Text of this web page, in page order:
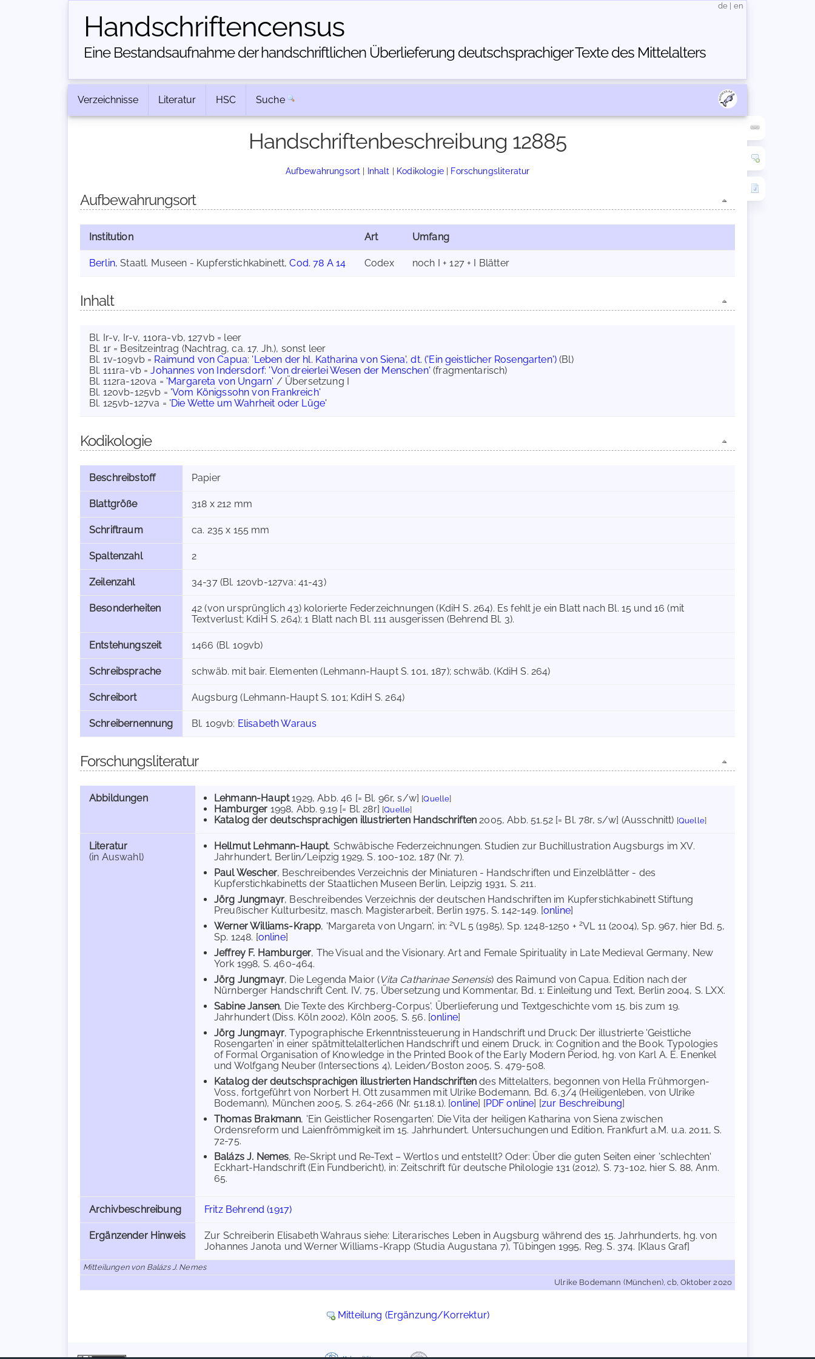
Handschriften­census
Eine Bestandsaufnahme der handschriftlichen Über­lieferung deutschsprachiger Texte des Mittelalters
de en
Verzeichnisse Literatur HSC Suche
Handschriftenbeschreibung 12885
Aufbewahrungsort | Inhalt | Kodikologie| Forschungsliteratur
Aufbewahrungsort
Institution Art Umfang
Berlin, Staatl. Museen - Kupferstichkabinett,Cod. 78 A 14 Codex noch I + 127 + I Blätter
Inhalt
Bl. Ir-v, Ir-v, 110ra-vb, 127vb = leer
Bl. 1r = Besitzeintrag (Nachtrag, ca. 17. Jh.), sonst leer
Bl. 1v-109vb = Raimund von Capua: 'Leben der hl. Katharina von Siena', dt. ('Ein geistlicher Rosengarten') (Bl)
Bl. 111ra-vb =Johannes von Indersdorf: 'Von dreierlei Wesen der Menschen' (fragmentarisch)
Bl. 112ra-120va = 'Margareta von Ungarn' / Übersetzung I
Bl. 120vb-125vb = 'Vom Königssohn von Frankreich'
Bl. 125vb-127va = 'Die Wette um Wahrheit oder Lüge'
Kodikologie
Beschreibstoff Papier
Blattgröße 318 x 212 mm
Schriftraum ca. 235 x 155 mm
Spaltenzahl 2
Zeilenzahl 34-37 (Bl. 120vb-127va: 41-43)
Besonderheiten
42 (von ursprünglich 43) kolorierte Federzeichnungen (KdiH S. 264). Es fehlt je ein Blatt nach Bl. 15 und 16 (mit
Textverlust; KdiH S. 264); 1 Blatt nach Bl. 111 ausgerissen (Behrend Bl. 3).
Entstehungszeit 1466 (Bl. 109vb)
Schreibsprache schwäb. mit bair. Elementen (Lehmann-Haupt S. 101, 187); schwäb. (KdiH S. 264)
Schreibort Augsburg (Lehmann-Haupt S. 101; KdiH S. 264)
Schreibernennung Bl. 109vb: Elisabeth Waraus
Forschungsliteratur
Abbildungen Lehmann-Haupt1929, Abb. 46 [= Bl. 96r, s/w] [Quelle]
Hamburger 1998, Abb. 9.19 [= Bl. 28r] [Quelle]
Katalog der deutschsprachigen illustrierten Handschriften 2005, Abb. 51.52 [= Bl. 78r, s/w] (Ausschnitt) [Quelle]
Literatur
(in Auswahl)
Hellmut Lehmann-Haupt, Schwäbische Federzeichnungen. Studien zur Buchillustration Augsburgs im XV.
Jahrhundert, Berlin/Leipzig 1929, S. 100-102, 187 (Nr. 7).
Paul Wescher, Beschreibendes Verzeichnis der Miniaturen - Handschriften und Einzelblätter - des
Kupferstichkabinetts der Staatlichen Museen Berlin, Leipzig 1931, S. 211.
Jörg Jungmayr, Beschreibendes Verzeichnis der deutschen Handschriften im Kupferstichkabinett Stiftung
Preußischer Kulturbesitz, masch. Magisterarbeit, Berlin 1975, S. 142-149. [online]
Werner Williams-Krapp, 'Margareta von Ungarn', in:2VL 5 (1985), Sp. 1248-1250 + 2VL 11 (2004), Sp. 967, hier Bd. 5,
Sp. 1248. [online]
Jeffrey F. Hamburger, The Visual and the Visionary. Art and Female Spirituality in Late Medieval Germany, New
York 1998, S. 460-464.
Jörg Jungmayr, Die Legenda Maior (Vita Catharinae Senensis) des Raimund von Capua. Edition nach der
Nürnberger Handschrift Cent. IV, 75, Übersetzung und Kommentar, Bd. 1: Einleitung und Text, Berlin 2004, S. LXX.
Sabine Jansen, Die Texte des Kirchberg-Corpus'. Überlieferung und Textgeschichte vom 15. bis zum 19.
Jahrhundert (Diss. Köln 2002), Köln 2005, S. 56. [online]
Jörg Jungmayr, Typographische Erkenntnissteuerung in Handschrift und Druck: Der illustrierte 'Geistliche
Rosengarten' in einer spätmittelalterlichen Handschrift und einem Druck, in: Cognition and the Book. Typologies
of Formal Organisation of Knowledge in the Printed Book of the Early Modern Period, hg. von Karl A. E. Enenkel
und Wolfgang Neuber (Intersections 4), Leiden/Boston 2005, S. 479-508.
Katalog der deutschsprachigen illustrierten Handschriften des Mittelalters, begonnen von Hella Frühmorgen-
Voss, fortgeführt von Norbert H. Ott zusammen mit Ulrike Bodemann, Bd. 6,3/4 (Heiligenleben, von Ulrike
Bodemann), München 2005, S. 264-266 (Nr. 51.18.1). [online] [PDF online] [zur Beschreibung]
Thomas Brakmann, 'Ein Geistlicher Rosengarten'. Die Vita der heiligen Katharina von Siena zwischen
Ordensreform und Laienfrömmigkeit im 15. Jahrhundert. Untersuchungen und Edition, Frankfurt a.M. u.a. 2011, S.
72-75.
Balázs J. Nemes, Re-Skript und Re-Text – Wertlos und entstellt? Oder: Über die guten Seiten einer 'schlechten'
Eckhart-Handschrift (Ein Fundbericht), in: Zeitschrift für deutsche Philologie 131 (2012), S. 73-102, hier S. 88, Anm.
65.
Archivbeschreibung Fritz Behrend (1917)
Ergänzender Hinweis
Zur Schreiberin Elisabeth Wahraus siehe: Literarisches Leben in Augsburg während des 15. Jahrhunderts, hg. von
Johannes Janota und Werner Williams-Krapp (Studia Augustana 7), Tübingen 1995, Reg. S. 374. [Klaus Graf]
Mitteilungen von Balázs J. Nemes
Ulrike Bodemann (München), cb, Oktober 2020
Mitteilung (Ergänzung/Korrektur)